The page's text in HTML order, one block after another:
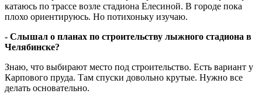
катаюсь по трассе возле стадиона Елесиной. В городе пока
плохо ориентируюсь. Но потихоньку изучаю.
- Слышал о планах по строительству лыжного стадиона в
Челябинске?
Знаю, что выбирают место под строительство. Есть вариант у
Карпового пруда. Там спуски довольно крутые. Нужно все
делать основательно.